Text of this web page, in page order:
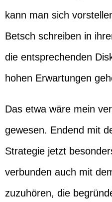
kann man sich
Betsch schreiben in
die entsprechenden
hohen Erwartungen
Das etwa wäre mein
gewesen. Endend mit
Strategie jetzt
verbunden auch mit
zuzuhören, die